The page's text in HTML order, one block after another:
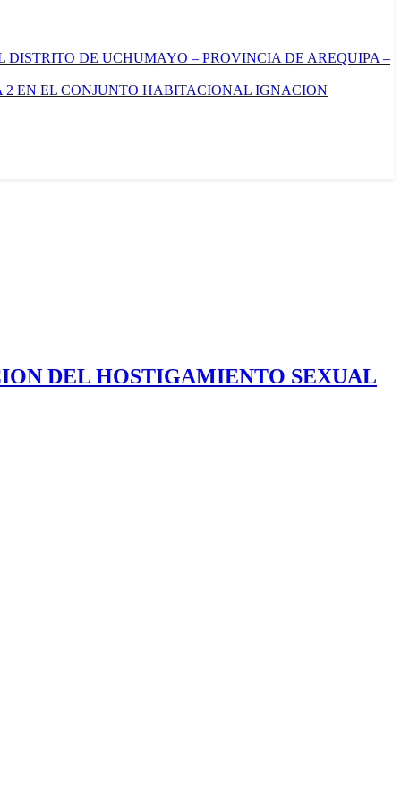
DISTRITO DE UCHUMAYO – PROVINCIA DE AREQUIPA –
EN EL CONJUNTO HABITACIONAL IGNACION
DEL HOSTIGAMIENTO SEXUAL